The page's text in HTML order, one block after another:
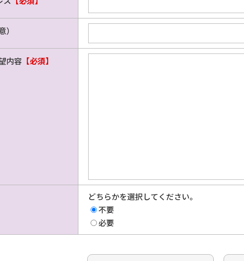
内容 【必須】
どちらかを選択してください。
不要
必要